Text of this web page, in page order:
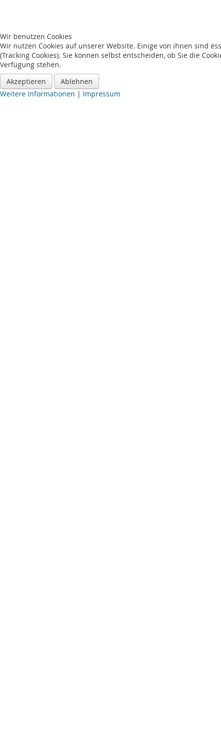
Wir benutzen Cookies
Wir nutzen Cookies auf unserer Website. Einige von ihnen sind
(Tracking Cookies). Sie können selbst entscheiden, ob Sie die
Verfügung stehen.
Akzeptieren
Ablehnen
Weitere Informationen | Impressum